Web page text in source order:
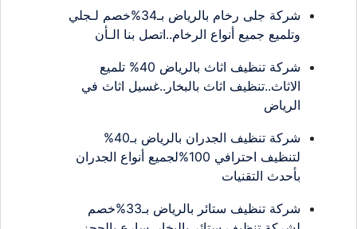
شركة جلى رخام بالرياض بـ34%خصم لـجلي
وتلميع جميع أنواع الرخام..اتصل بنا الـأن
شركة تنظيف اثاث بالرياض 40% تلميع
الاثاث..تنظيف اثاث بالبخار..غسيل اثاث في
الرياض
شركة تنظيف الجدران بالرياض بـ40%
لتنظيف احترافي 100%لجميع أنواع الجدران
بأحدث التقنيات
شركة تنظيف ستائر بالرياض بـ33%خصم